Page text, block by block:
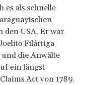
es als schnelle
den USA. Er war
Filártiga
die Anwälte
ein längst
Act von 1789.